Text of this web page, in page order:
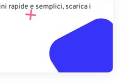
rapide e semplici, scarica i